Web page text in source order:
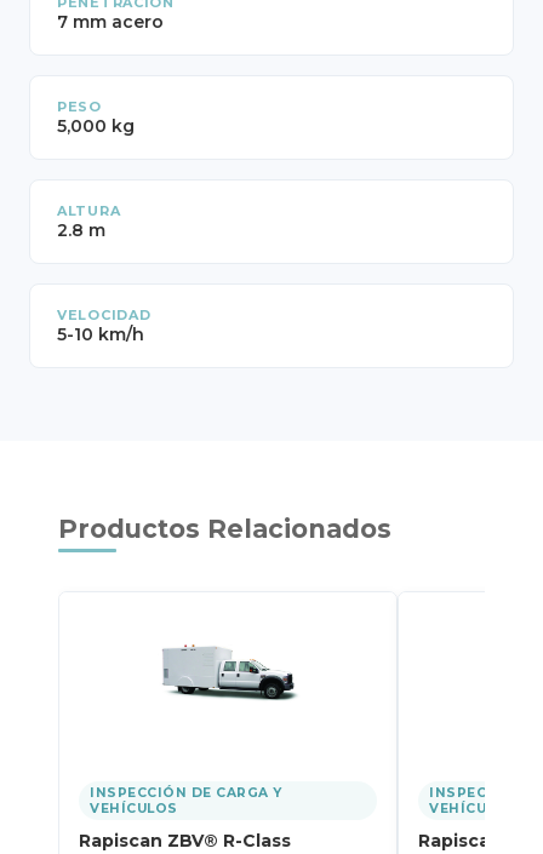
7 mm acero
PESO
5,000 kg
ALTURA
2.8 m
VELOCIDAD
5-10 km/h
Productos Relacionados
INSPECCIÓN DE CARGA Y
VEHÍCULOS
Rapiscan ZBV® R-Class
INSPECCIÓN
VEHÍCULOS
Rapiscan